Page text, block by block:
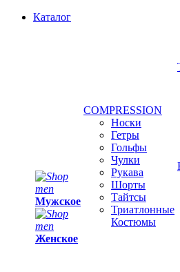
Каталог
Мужское
Женское
COMPRESSION
Носки
Гетры
Гольфы
Чулки
Рукава
Шорты
Тайтсы
Триатлонные
Костюмы